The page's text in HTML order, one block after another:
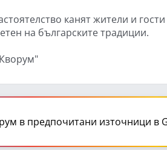
канят жители и
на българските традиции.
в предпочитани източници в